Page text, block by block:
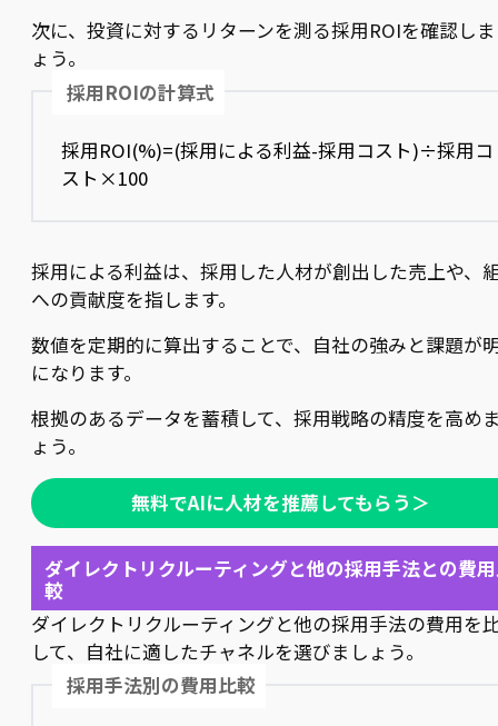
次に、投資に対するリターンを測る採用ROIを確認し
ょう。
採用ROIの計算式
採用ROI(%)=(採用による利益-採用コスト)÷採用コ
スト×100
採用による利益は、採用した人材が創出した売上や、
への貢献度を指します。
数値を定期的に算出することで、自社の強みと課題が
になります。
根拠のあるデータを蓄積して、採用戦略の精度を高め
ょう。
無料でAIに人材を推薦してもらう＞
ダイレクトリクルーティングと他の採用手法との費
較
ダイレクトリクルーティングと他の採用手法の費用を
して、自社に適したチャネルを選びましょう。
採用手法別の費用比較